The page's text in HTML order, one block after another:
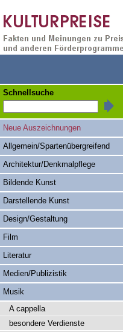
Schnellsuche
Neue Auszeichnungen
Allgemein/Spartenübergreifend
Architektur/Denkmalpflege
Bildende Kunst
Darstellende Kunst
Design/Gestaltung
Film
Literatur
Medien/Publizistik
Musik
A cappella
besondere Verdienste